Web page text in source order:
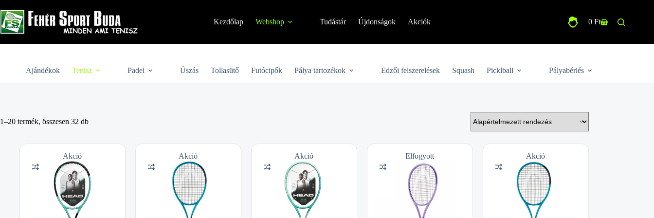
to
content
Kezdőlap Webshop Tudástár Újdonságok Akciók
Shopping
0 Ft
Ajándékok Tenisz Padel Úszás Tollasütő Futócipők Pálya tartozékok Edzői felszerelések Squash Picklball Pályabérlés
1–20 termék, összesen 32 db
Akció Akció Akció Elfogyott Akció